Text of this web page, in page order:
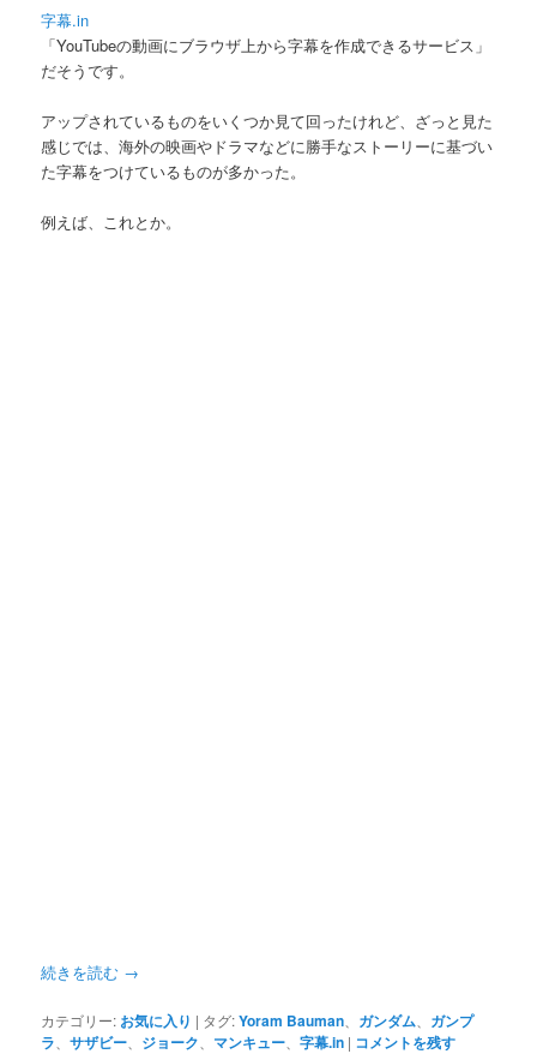
字幕.in
「YouTubeの動画にブラウザ上から字幕を作成できるサービス」
だそうです。
アップされているものをいくつか見て回ったけれど、ざっと見た
感じでは、海外の映画やドラマなどに勝手なストーリーに基づい
た字幕をつけているものが多かった。
例えば、これとか。
続きを読む →
カテゴリー: お気に入り | タグ:Yoram Bauman ガンダム
ガンプ
ラ 、サザビー ジョーク マンキュー 、字幕.in | コメントを残す